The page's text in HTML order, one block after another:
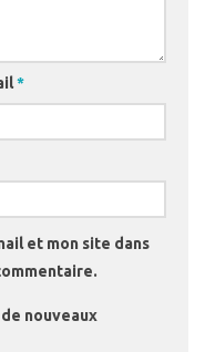
*
et mon site dans
nouveaux